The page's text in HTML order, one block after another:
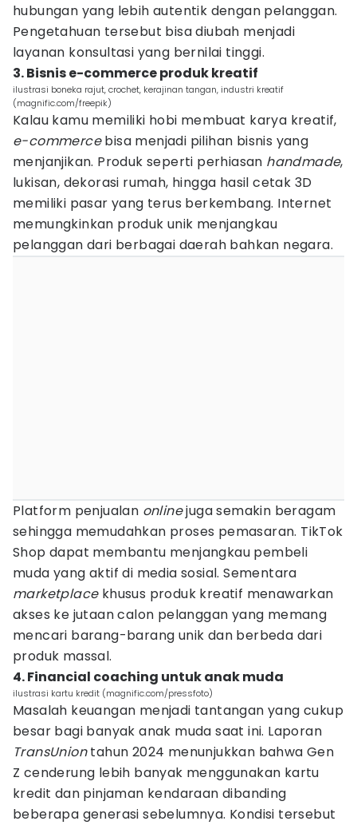
hubungan yang lebih autentik dengan pelanggan.
Pengetahuan tersebut bisa diubah menjadi
layanan konsultasi yang bernilai tinggi.
3. Bisnis e-commerce produk kreatif
ilustrasi boneka rajut, crochet, kerajinan tangan, industri kreatif
(magnific.com/freepik)
Kalau kamu memiliki hobi membuat karya kreatif,
e-commercebisa menjadi pilihan bisnis yang
menjanjikan. Produk seperti perhiasan handmade,
lukisan, dekorasi rumah, hingga hasil cetak 3D
memiliki pasar yang terus berkembang. Internet
memungkinkan produk unik menjangkau
pelanggan dari berbagai daerah bahkan negara.
Platform penjualan onlinejuga semakin beragam
sehingga memudahkan proses pemasaran. TikTok
Shop dapat membantu menjangkau pembeli
muda yang aktif di media sosial. Sementara
marketplace khusus produk kreatif menawarkan
akses ke jutaan calon pelanggan yang memang
mencari barang-barang unik dan berbeda dari
produk massal.
4. Financial coaching untuk anak muda
ilustrasi kartu kredit (magnific.com/pressfoto)
Masalah keuangan menjadi tantangan yang cukup
besar bagi banyak anak muda saat ini. Laporan
TransUniontahun 2024 menunjukkan bahwa Gen
Z cenderung lebih banyak menggunakan kartu
kredit dan pinjaman kendaraan dibanding
beberapa generasi sebelumnya. Kondisi tersebut